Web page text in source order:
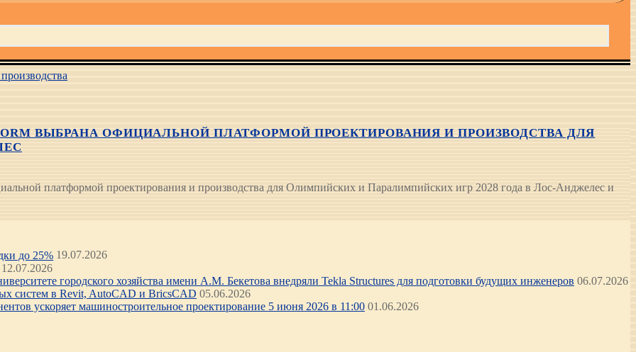
ВЫБРАНА ОФИЦИАЛЬНОЙ ПЛАТФОРМОЙ ПРОЕКТИРОВАНИЯ И ПРОИЗВОДСТВА ДЛЯ
платформой проектирования и производства для Олимпийских и Паралимпийских игр 2028 года в Лос-Анджелес и
до 25% 19.07.2026
12.07.2026
городского хозяйства имени А.М. Бекетова внедряли Tekla Structures для подготовки будущих инженеров 06.07.2026
систем в Revit, AutoCAD и BricsCAD 05.06.2026
ускоряет машиностроительное проектирование 5 июня 2026 в 11:00 01.06.2026